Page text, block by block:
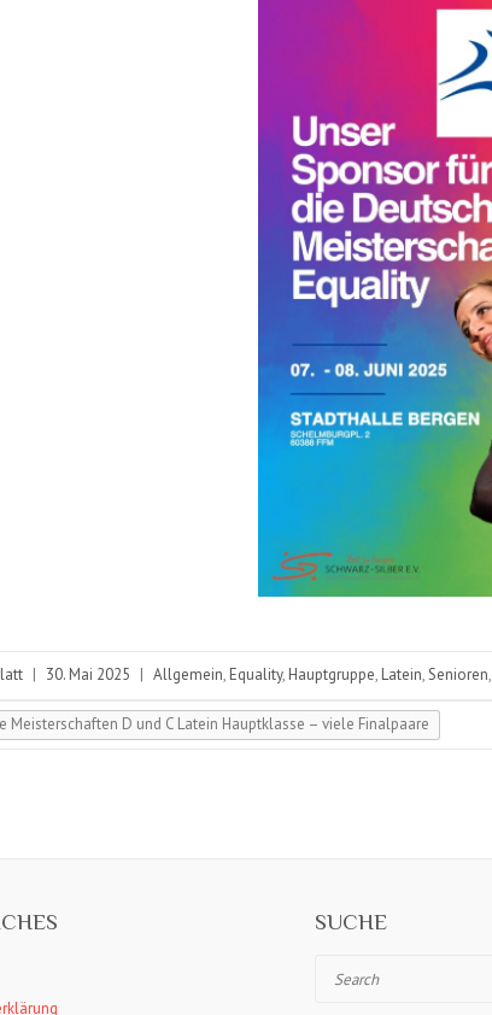
| 30. Mai 2025 | Allgemein, Equality, Hauptgruppe, Latein,Senioren,
Meisterschaften D und C Latein Hauptklasse – viele Finalpaare
SUCHE